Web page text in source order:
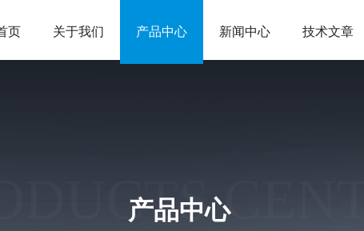
页 关于我们 产品中心 新闻中心 技术文章
产品中心